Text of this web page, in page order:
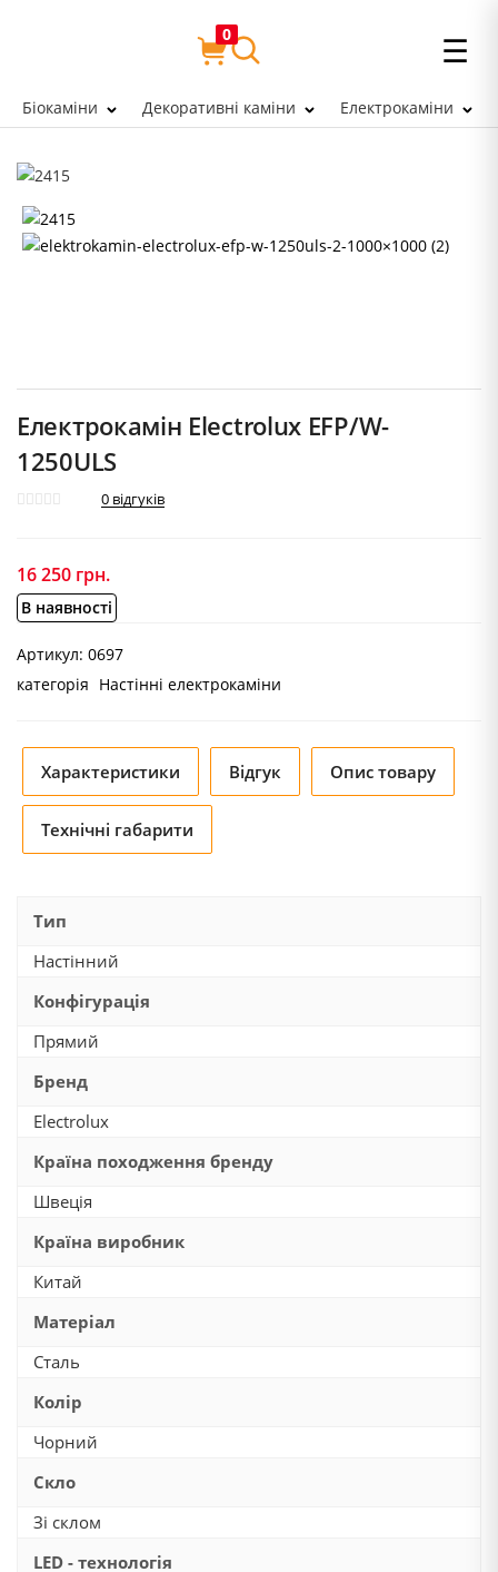
☰
0
Біокаміни Декоративні каміни Електрокаміни
Електрокамін Electrolux EFP/W-
1250ULS
0 відгуків
16 250 грн.
В наявності
Артикул: 0697
категорія Настінні електрокаміни
Характеристики Відгук Опис товару
Технічні габарити
Тип
Настінний
Конфігурація
Прямий
Бренд
Electrolux
Країна походження бренду
Швеція
Країна виробник
Китай
Матеріал
Сталь
Колір
Чорний
Скло
Зі склом
LED - технологія